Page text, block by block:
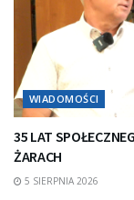
WIADOMOŚCI
35 LAT
ŻARACH
5 SIERPNIA 2026